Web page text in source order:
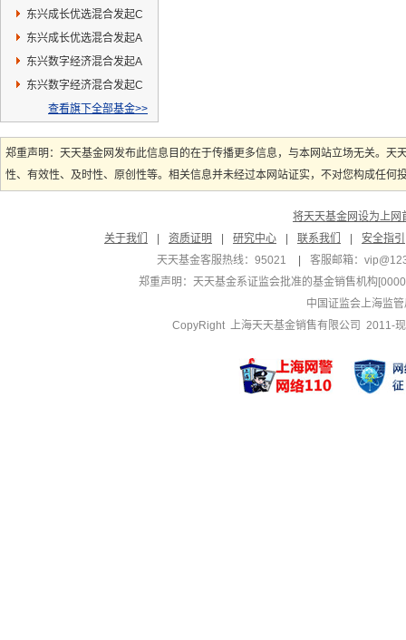
合A
东兴成长优选混合发起C
东兴成长优选混合发起A
东兴数字经济混合发起A
东兴数字经济混合发起C
查看旗下全部基金>>
郑重声明：天天基金网发布此信息目的在于传播更多信息，与本网站立场无关。
性、有效性、及时性、原创性等。相关信息并未经过本网站证实，不对您构成任
将天天基金网设为上网
关于我们
资质证明 研究中心 联系我们
安全指引
天天基金客服热线：95021
客服邮箱：
郑重声明：天天基金系证监会批准的基金销售机构
中国证监会上海监
CopyRight 上海天天基金销售有限公司 2011-